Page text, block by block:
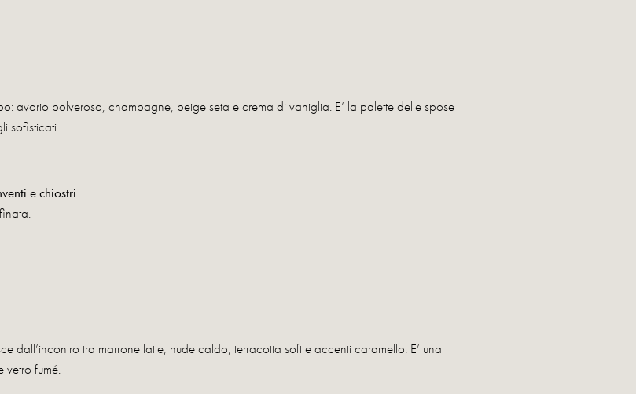
avorio polveroso, champagne, beige seta e crema di vaniglia. E’ la palette delle spose
sofisticati.
e chiostri
dall’incontro tra marrone latte, nude caldo, terracotta soft e accenti caramello. E’ una
vetro fumé.